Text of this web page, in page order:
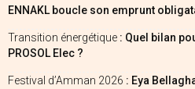
ENNAKL boucle son emprunt
Transition énergétique : Quel bilan
PROSOL Elec ?
Festival d’Amman 2026 : Eya